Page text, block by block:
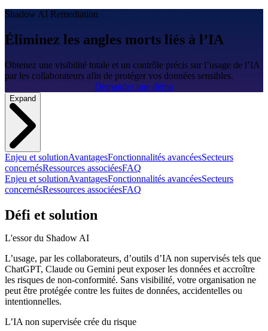
Shadow AI Remediation
Éliminez les angles morts liés à l’IA
Obtenez une visibilité totale et un contrôle précis sur l’usage de l’IA
par les collaborateurs afin de protéger vos données sensibles.
Demander une démo
Expand
Enjeu et solutionAvantagesFonctionnalités avancéesSecteurs
concernésRessources associéesFAQ
Enjeu et solutionAvantagesFonctionnalités avancéesSecteurs
concernésRessources associéesFAQ
Défi et solution
L'essor du Shadow AI
L’usage, par les collaborateurs, d’outils d’IA non supervisés tels que
ChatGPT, Claude ou Gemini peut exposer les données et accroître
les risques de non-conformité. Sans visibilité, votre organisation ne
peut être protégée contre les fuites de données, accidentelles ou
intentionnelles.
L’IA non supervisée crée du risque